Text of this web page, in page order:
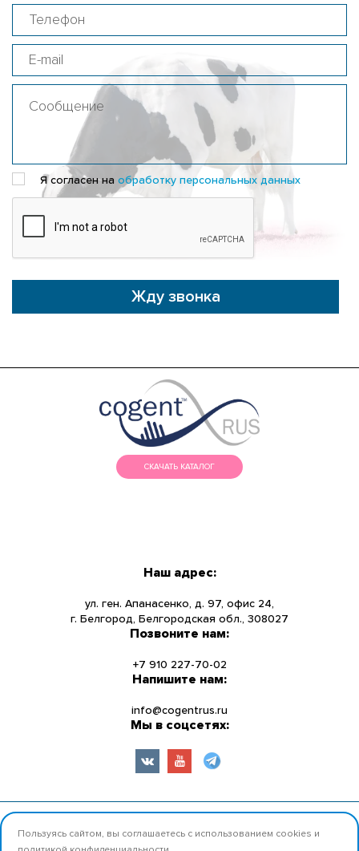
Я согласен на обработку персональных данных
Жду звонка
СКАЧАТЬ КАТАЛОГ
НОВОСТИ
УСЛУГИ
ИНФОРМАЦИЯ
КОНТАКТЫ
Наш адрес:
ул. ген. Апанасенко, д. 97, офис 24,
г. Белгород, Белгородская обл., 308027
Позвоните нам:
+7 910 227-70-02
Напишите нам:
info@cogentrus.ru
Мы в соцсетях:
© 2026 ООО «Коджент Рус» Все права защищены.
Пользуясь сайтом, вы соглашаетесь с использованием cookies и